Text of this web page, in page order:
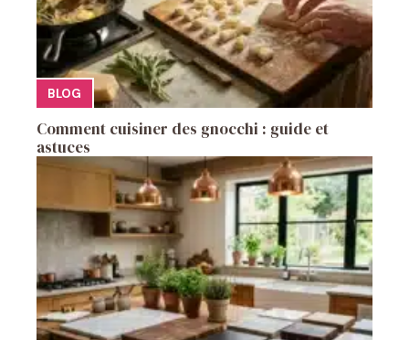
BLOG
Comment cuisiner des gnocchi : guide et
astuces